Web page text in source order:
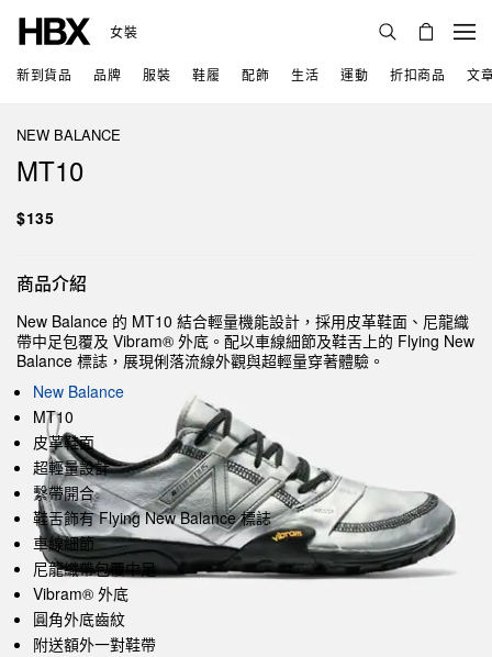
女裝
新到貨品 品牌 服裝 鞋履 配飾 生活 運動 折扣商品 文
NEW BALANCE
MT10
$135
商品介紹
New Balance 的 MT10 結合輕量機能設計，採用皮革鞋面、尼龍織
帶中足包覆及 Vibram® 外底。配以車線細節及鞋舌上的 Flying New
Balance 標誌，展現俐落流線外觀與超輕量穿著體驗。
New Balance
MT10
皮革鞋面
超輕量設計
繫帶開合
鞋舌飾有 Flying New Balance 標誌
車線細節
尼龍織帶包覆中足
Vibram® 外底
圓角外底齒紋
附送額外一對鞋帶